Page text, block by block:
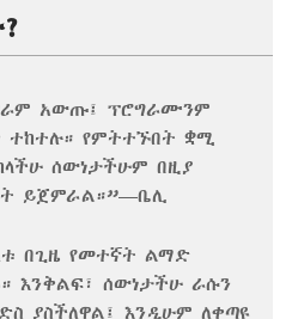
አውጡ፤ ፕሮግራሙንም
ተከተሉ። የምትተኙበት ቋሚ
ሰውነታችሁም በዚያ
ይጀምራል።”—ቤሊ
በጊዜ የመተኛት ልማድ
እንቅልፍ፣ ሰውነታችሁ ራሱን
ያስችለዋል፤ እንዲሁም ለቀጣዩ